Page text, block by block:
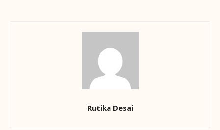
Rutika Desai